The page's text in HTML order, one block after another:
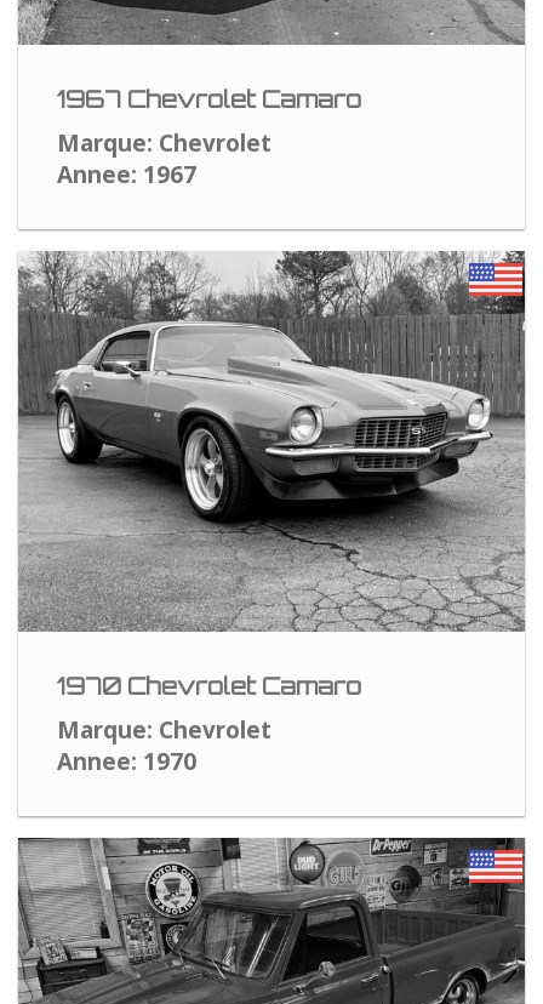
1967 Chevrolet Camaro
Marque: Chevrolet
Annee: 1967
1970 Chevrolet Camaro
Marque: Chevrolet
Annee: 1970